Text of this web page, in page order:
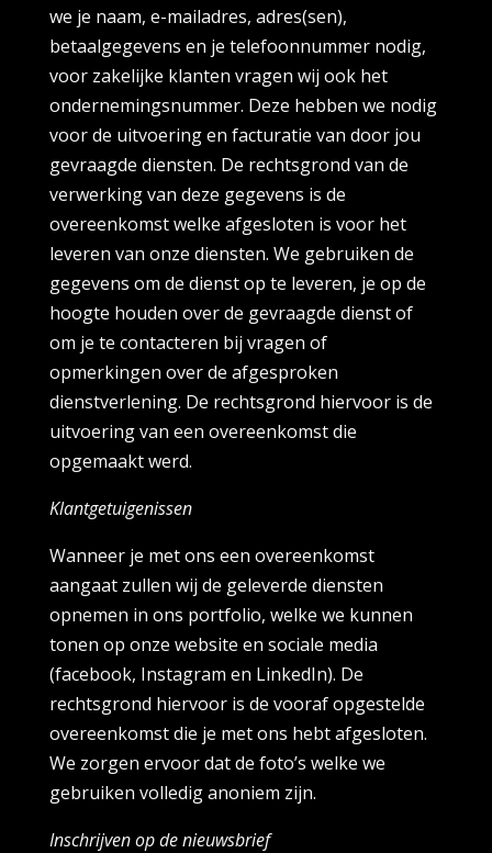
we je naam, e-mailadres, adres(sen),
betaalgegevens en je telefoonnummer nodig,
voor zakelijke klanten vragen wij ook het
ondernemingsnummer. Deze hebben we nodig
voor de uitvoering en facturatie van door jou
gevraagde diensten. De rechtsgrond van de
verwerking van deze gegevens is de
overeenkomst welke afgesloten is voor het
leveren van onze diensten. We gebruiken de
gegevens om de dienst op te leveren, je op de
hoogte houden over de gevraagde dienst of
om je te contacteren bij vragen of
opmerkingen over de afgesproken
dienstverlening. De rechtsgrond hiervoor is de
uitvoering van een overeenkomst die
opgemaakt werd.
Klantgetuigenissen
Wanneer je met ons een overeenkomst
aangaat zullen wij de geleverde diensten
opnemen in ons portfolio, welke we kunnen
tonen op onze website en sociale media
(facebook, Instagram en LinkedIn). De
rechtsgrond hiervoor is de vooraf opgestelde
overeenkomst die je met ons hebt afgesloten.
We zorgen ervoor dat de foto’s welke we
gebruiken volledig anoniem zijn.
Inschrijven op de nieuwsbrief